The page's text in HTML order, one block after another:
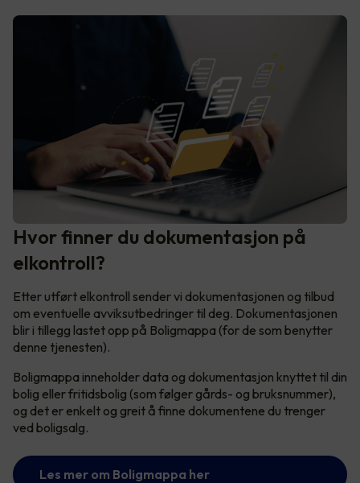
Hvor finner du dokumentasjon på
elkontroll?
Etter utført elkontroll sender vi dokumentasjonen og tilbud
om eventuelle avviksutbedringer til deg. Dokumentasjonen
blir i tillegg lastet opp på Boligmappa (for de som benytter
denne tjenesten).
Boligmappa inneholder data og dokumentasjon knyttet til din
bolig eller fritidsbolig (som følger gårds- og bruksnummer),
og det er enkelt og greit å finne dokumentene du trenger
ved boligsalg.
Les mer om Boligmappa her